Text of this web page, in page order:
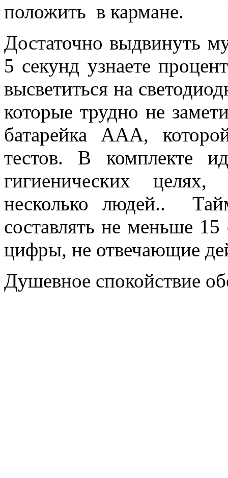
положить в кармане.
Достаточно выдвинуть
5 секунд узнаете
высветиться на
которые трудно не
батарейка ААА,
тестов. В комплекте
гигиенических целях,
несколько людей..
составлять не меньше 15
цифры, не отвечающие
Душевное спокойствие